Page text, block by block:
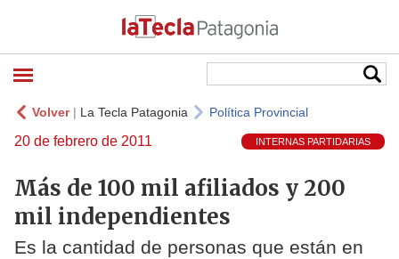
Volver| La Tecla Patagonia Política Provincial
20 de febrero de 2011 INTERNAS PARTIDARIAS
Más de 100 mil afiliados y 200
mil independientes
Es la cantidad de personas que están en